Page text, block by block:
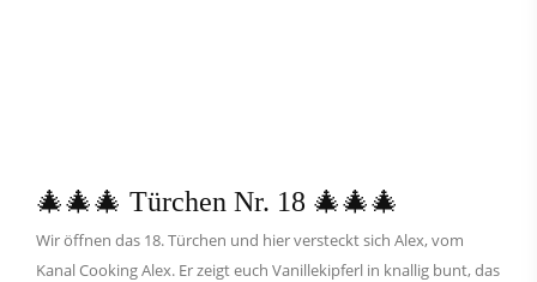
🎄🎄🎄 Türchen Nr. 18 🎄🎄🎄
Wir öffnen das 18. Türchen und hier versteckt sich Alex, vom
Kanal Cooking Alex. Er zeigt euch Vanillekipferl in knallig bunt, das